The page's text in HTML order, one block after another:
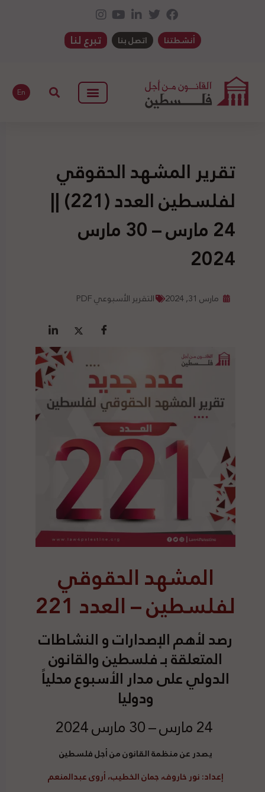
أنشطتنا اتصل بنا تبرع لنا
En
تقرير المشهد الحقوقي
لفلسطين العدد (221) ||
24 مارس – 30 مارس
2024
مارس 31, 2024 التقرير الأسبوعي PDF
المشهد الحقوقي
لفلسطين – العدد 221
رصدلأهم الإصدارات و النشاطات
المتعلقة بـ فلسطين والقانون
الدولي على مدار الأسبوع محلياً
ودوليا
يصدر عن منظمة القانون من أجل فلسطين
إعداد: نور خاروف، جمان الخطيب، أروى عبدالمنعم